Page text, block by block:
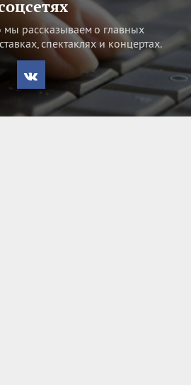
рассказываем о главных
спектаклях и концертах.